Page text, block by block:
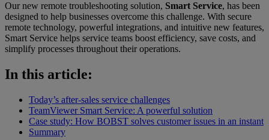
Our new remote troubleshooting solution, Smart Service, has been
designed to help businesses overcome this challenge. With secure
remote technology, powerful integrations, and intuitive new features,
Smart Service helps service teams boost efficiency, save costs, and
simplify processes throughout their operations.
In this article:
Today’s after-sales service challenges
TeamViewer Smart Service: A powerful solution
Case study: How BOBST solves customer issues in an instant
Summary